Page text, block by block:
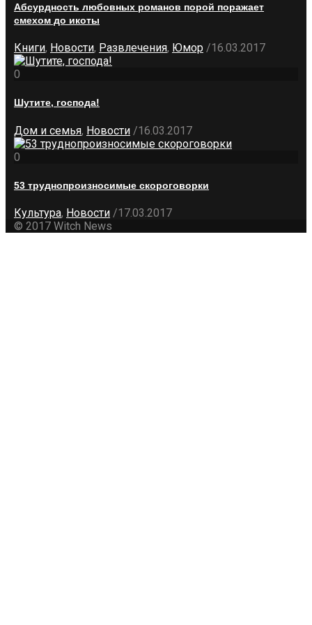
Абсурдность любовных романов порой поражает
смехом до икоты
Книги, Новости, Развлечения, Юмор /16.03.2017
0
Шутите, господа!
Дом и семья, Новости /16.03.2017
0
53 труднопроизносимые скороговорки
Культура, Новости /17.03.2017
© 2017 Witch News